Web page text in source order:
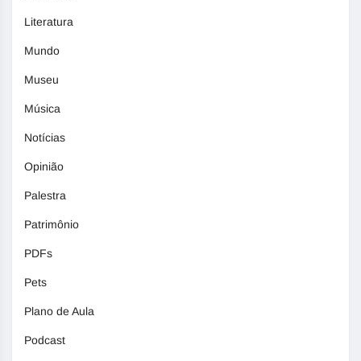
Literatura
Mundo
Museu
Música
Notícias
Opinião
Palestra
Patrimônio
PDFs
Pets
Plano de Aula
Podcast